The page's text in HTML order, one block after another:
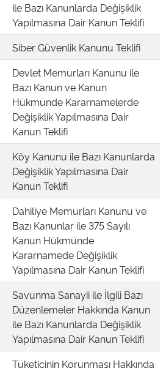
ile Bazı Kanunlarda Değişiklik
Yapılmasına Dair Kanun Teklifi
Siber Güvenlik Kanunu Teklifi
Devlet Memurları Kanunu ile
Bazı Kanun ve Kanun
Hükmünde Kararnamelerde
Değişiklik Yapılmasına Dair
Kanun Teklifi
Köy Kanunu ile Bazı Kanunlarda
Değişiklik Yapılmasına Dair
Kanun Teklifi
Dahiliye Memurları Kanunu ve
Bazı Kanunlar ile 375 Sayılı
Kanun Hükmünde
Kararnamede Değişiklik
Yapılmasına Dair Kanun Teklifi
Savunma Sanayii ile İlgili Bazı
Düzenlemeler Hakkında Kanun
ile Bazı Kanunlarda Değişiklik
Yapılmasına Dair Kanun Teklifi
Tüketicinin Korunması Hakkında